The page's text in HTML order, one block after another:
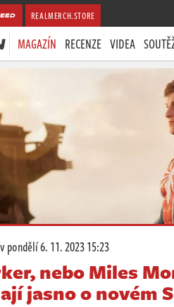
REALMERCH.STORE
MAGAZÍN RECENZE VIDEA
v pondělí6. 11. 2023 15:23
nebo Miles
jasno o novém